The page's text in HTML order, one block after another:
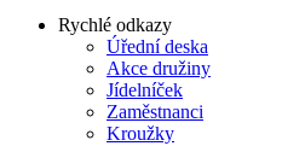
Rychlé odkazy
Úřední deska
Akce družiny
Jídelníček
Zaměstnanci
Kroužky